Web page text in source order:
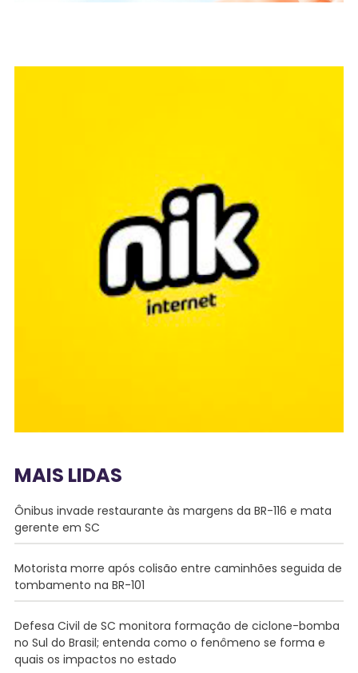
MAIS LIDAS
Ônibus invade restaurante às margens da BR-116 e mata
gerente em SC
Motorista morre após colisão entre caminhões seguida de
tombamento na BR-101
Defesa Civil de SC monitora formação de ciclone-bomba
no Sul do Brasil; entenda como o fenômeno se forma e
quais os impactos no estado